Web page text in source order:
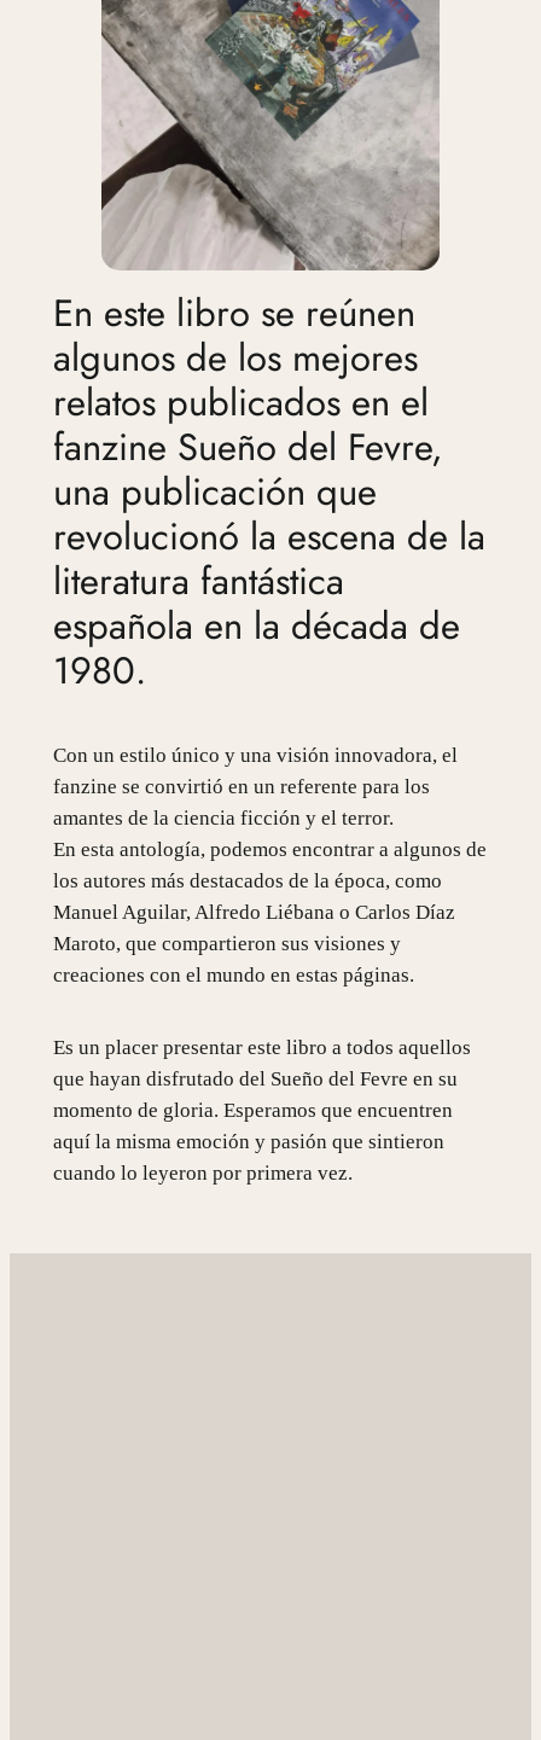
En este libro se reúnen
algunos de los mejores
relatos publicados en el
fanzine Sueño del Fevre,
una publicación que
revolucionó la escena de la
literatura fantástica
española en la década de
1980.
Con un estilo único y una visión innovadora, el
fanzine se convirtió en un referente para los
amantes de la ciencia ficción y el terror.
En esta antología, podemos encontrar a algunos de
los autores más destacados de la época, como
Manuel Aguilar, Alfredo Liébana o Carlos Díaz
Maroto, que compartieron sus visiones y
creaciones con el mundo en estas páginas.
Es un placer presentar este libro a todos aquellos
que hayan disfrutado del Sueño del Fevre en su
momento de gloria. Esperamos que encuentren
aquí la misma emoción y pasión que sintieron
cuando lo leyeron por primera vez.